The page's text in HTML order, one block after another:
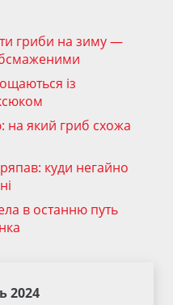
гриби на зиму —
із
на який гриб схожа
куди негайно
в останню путь
2024